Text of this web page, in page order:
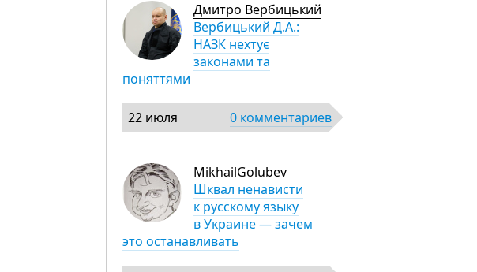
Дмитро Вербицький
Вербицький Д.А.:
НАЗК нехтує
законами та
поняттями
22 июля 0 комментариев
MikhailGolubev
Шквал ненависти
к русскому языку
в Украине — зачем
это останавливать